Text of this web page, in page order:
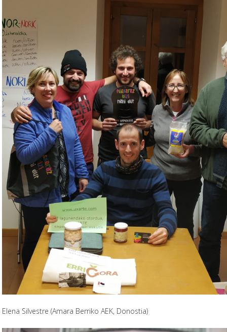
Elena Silvestre (Amara Berriko AEK, Donostia)